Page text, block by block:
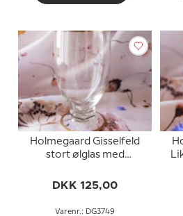
Holmegaard Gisselfeld
stort ølglas med
DKK 125,00
Varenr.: DG3749